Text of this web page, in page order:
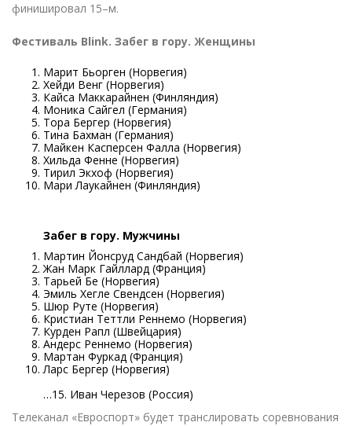
финишировал 15–м.
Фестиваль Blink. Забег в гору. Женщины
Марит Бьорген (Норвегия)
Хейди Венг (Норвегия)
Кайса Маккарайнен (Финляндия)
Моника Сайгел (Германия)
Тора Бергер (Норвегия)
Тина Бахман (Германия)
Майкен Касперсен Фалла (Норвегия)
Хильда Фенне (Норвегия)
Тирил Экхоф (Норвегия)
Мари Лаукайнен (Финляндия)
Забег в гору. Мужчины
Мартин Йонсруд Сандбай (Норвегия)
Жан Марк Гайллард (Франция)
Тарьей Бе (Норвегия)
Эмиль Хегле Свендсен (Норвегия)
Шюр Руте (Норвегия)
Кристиан Теттли Реннемо (Норвегия)
Курден Рапл (Швейцария)
Андерс Реннемо (Норвегия)
Мартан Фуркад (Франция)
Ларс Бергер (Норвегия)
…15. Иван Черезов (Россия)
Телеканал «Евроспорт» будет транслировать соревнования